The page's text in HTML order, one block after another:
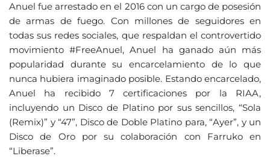
Anuel fue arrestado en el 2016 con un cargo de posesión
de armas de fuego. Con millones de seguidores en
todas sus redes sociales, que respaldan el controvertido
movimiento #FreeAnuel, Anuel ha ganado aún más
popularidad durante su encarcelamiento de lo que
nunca hubiera imaginado posible. Estando encarcelado,
Anuel ha recibido 7 certificaciones por la RIAA,
incluyendo un Disco de Platino por sus sencillos, “Sola
(Remix)” y “47”, Disco de Doble Platino para, “Ayer”, y un
Disco de Oro por su colaboración con Farruko en
“Liberase”.